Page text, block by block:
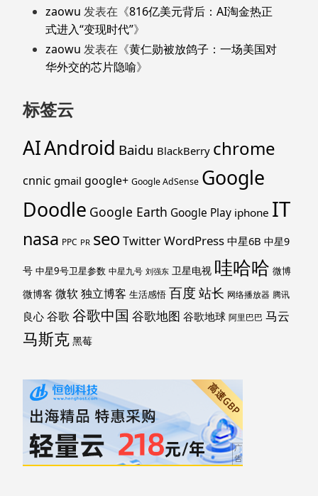
zaowu 发表在《816亿美元背后：AI淘金热正
式进入“变现时代”》
zaowu 发表在《黄仁勋被放鸽子：一场美国对
华外交的芯片隐喻》
标签云
AIAndroid Baidu BlackBerry chrome
cnnic gmail google+ Google AdSense Google
Doodle Google Earth Google Play iphone IT
nasa PPC PR seoTwitterWordPress 中星6B 中星9
号 中星9号卫星参数 中星九号 刘强东 卫星电视 哇哈哈 微博
微博客 微软独立博客 生活感悟 百度 站长 网络播放器 腾讯
良心 谷歌 谷歌中国 谷歌地图 谷歌地球 阿里巴巴 马云
马斯克 黑莓